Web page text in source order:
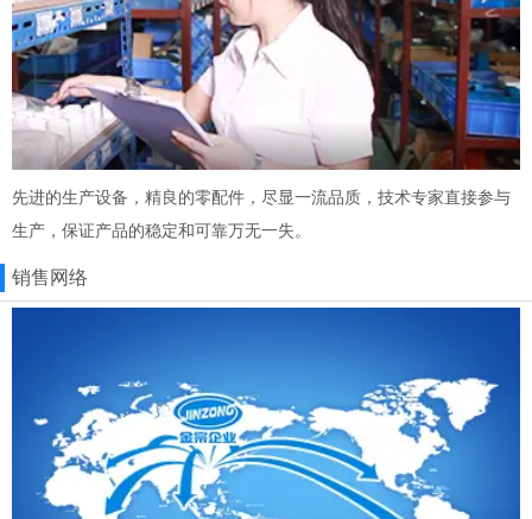
先进的生产设备，精良的零配件，尽显一流品质，技术专家直接参与
生产，保证产品的稳定和可靠万无一失。
销售网络